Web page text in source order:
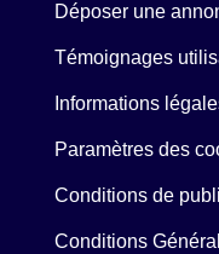
Déposer une
Témoignages
Informations
Paramètres des
Conditions de
Conditions